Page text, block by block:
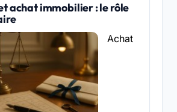
achat immobilier : le rôle
Achat